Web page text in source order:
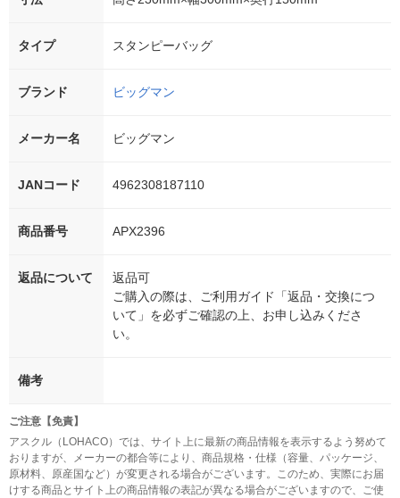
タイプ スタンピーバッグ
ブランド ビッグマン
メーカー名 ビッグマン
JANコード 4962308187110
商品番号 APX2396
返品について
返品可
ご購入の際は、ご利用ガイド「返品・交換につ
いて」を必ずご確認の上、お申し込みくださ
い。
備考
ご注意【免責】
アスクル（LOHACO）では、サイト上に最新の商品情報を表示するよう努めて
おりますが、メーカーの都合等により、商品規格・仕様（容量、パッケージ、
原材料、原産国など）が変更される場合がございます。このため、実際にお届
けする商品とサイト上の商品情報の表記が異なる場合がございますので、ご使